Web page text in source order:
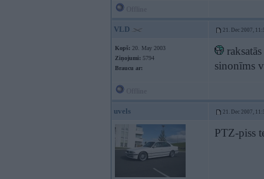
VLD 21. Dec 2007,
Kopš: 20. May 2003
Ziņojumi: 5794
Braucu ar:
sinonīms
uvels 21. Dec 2007,
PTZ-piss